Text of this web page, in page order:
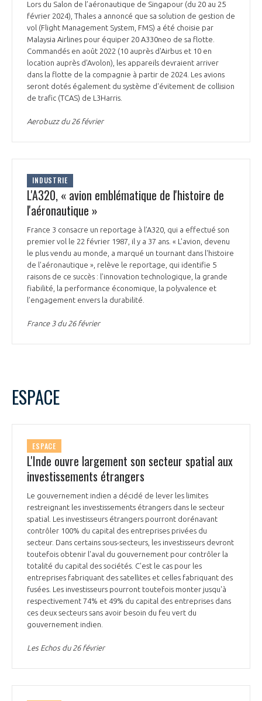
Lors du Salon de l’aéronautique de Singapour (du 20 au 25
février 2024), Thales a annoncé que sa solution de gestion de
vol (Flight Management System, FMS) a été choisie par
Malaysia Airlines pour équiper 20 A330neo de sa flotte.
Commandés en août 2022 (10 auprès d'Airbus et 10 en
location auprès d'Avolon), les appareils devraient arriver
dans la flotte de la compagnie à partir de 2024. Les avions
seront dotés également du système d'évitement de collision
de trafic (TCAS) de L3Harris.
Aerobuzz du 26 février
INDUSTRIE
L'A320, « avion emblématique de l'histoire de
l'aéronautique »
France 3 consacre un reportage à l’A320, qui a effectué son
premier vol le 22 février 1987, il y a 37 ans. « L'avion, devenu
le plus vendu au monde, a marqué un tournant dans l'histoire
de l'aéronautique », relève le reportage, qui identifie 5
raisons de ce succès : l’innovation technologique, la grande
fiabilité, la performance économique, la polyvalence et
l’engagement envers la durabilité.
France 3 du 26 février
ESPACE
ESPACE
L'Inde ouvre largement son secteur spatial aux
investissements étrangers
Le gouvernement indien a décidé de lever les limites
restreignant les investissements étrangers dans le secteur
spatial. Les investisseurs étrangers pourront dorénavant
contrôler 100% du capital des entreprises privées du
secteur. Dans certains sous-secteurs, les investisseurs devront
toutefois obtenir l'aval du gouvernement pour contrôler la
totalité du capital des sociétés. C'est le cas pour les
entreprises fabriquant des satellites et celles fabriquant des
fusées. Les investisseurs pourront toutefois monter jusqu'à
respectivement 74% et 49% du capital des entreprises dans
ces deux secteurs sans avoir besoin du feu vert du
gouvernement indien.
Les Echos du 26 février